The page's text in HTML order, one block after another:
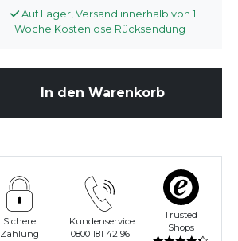
Auf Lager, Versand innerhalb von 1
Woche Kostenlose Rücksendung
In den Warenkorb
Sichere
Zahlung
Kundenservice
0800 181 42 96
Trusted
Shops